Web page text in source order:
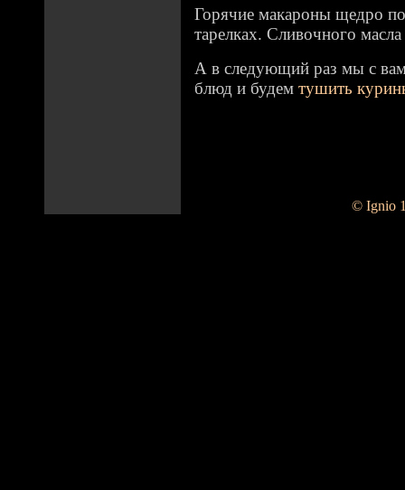
Горячие макароны щедро
тарелках. Сливочного
А в следующий раз мы с
блюд и будем тушить
© Ignio